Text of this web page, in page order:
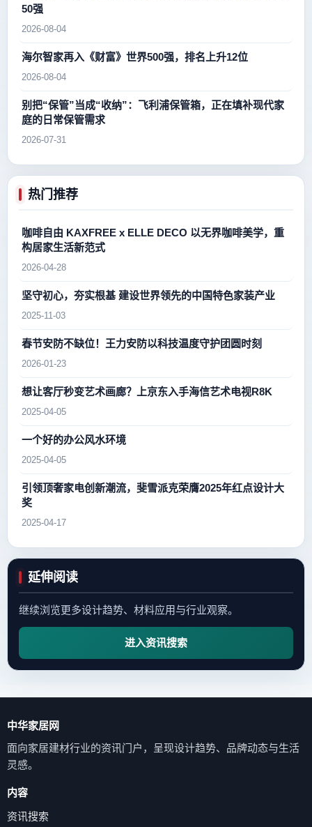
50强
2026-08-04
海尔智家再入《财富》世界500强，排名上升12位
2026-08-04
别把“保管”当成“收纳”：飞利浦保管箱，正在填补现代家
庭的日常保管需求
2026-07-31
热门推荐
咖啡自由 KAXFREE x ELLE DECO 以无界咖啡美学，重
构居家生活新范式
2026-04-28
坚守初心，夯实根基 建设世界领先的中国特色家装产业
2025-11-03
春节安防不缺位！王力安防以科技温度守护团圆时刻
2026-01-23
想让客厅秒变艺术画廊？上京东入手海信艺术电视R8K
2025-04-05
一个好的办公风水环境
2025-04-05
引领顶奢家电创新潮流，斐雪派克荣膺2025年红点设计大
奖
2025-04-17
延伸阅读
继续浏览更多设计趋势、材料应用与行业观察。
进入资讯搜索
中华家居网
面向家居建材行业的资讯门户，呈现设计趋势、品牌动态与生活
灵感。
内容
资讯搜索